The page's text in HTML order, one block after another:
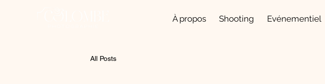
À propos Shooting Evénementiel
All Posts